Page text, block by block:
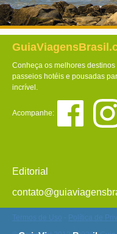
Conheça os melhores
passeios hotéis e pousadas
incrível.
Acompanhe:
Editorial
Termos de Uso
Política de